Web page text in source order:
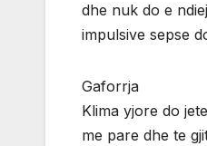
dhe nuk do e
impulsive sepse
Gaforrja
Klima yjore do
me pare dhe te